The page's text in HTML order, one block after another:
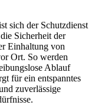
sich der Schutzdienst
Sicherheit der
Einhaltung von
Ort. So werden
Ablauf
für ein entspanntes
zuverlässige